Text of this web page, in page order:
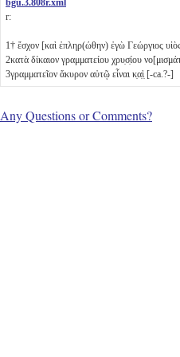
r:
1† ἔσχον [καὶ ἐπληρ(ώθην) ἐγὼ Γεώργιος
2κατὰ δίκαιον γραμματείου χρυ̣σ̣ίου
3γραμματεῖον ἄκυρον αὐτῷ εἶναι κ̣α̣ὶ̣ [-ca.?-]
Any Questions or Comments?